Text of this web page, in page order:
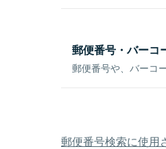
郵便番号・バーコ
郵便番号や、バーコ
郵便番号検索に使用